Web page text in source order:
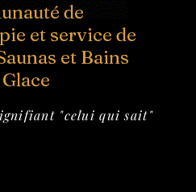
de
et service de
et Bains
"celui qui sait"